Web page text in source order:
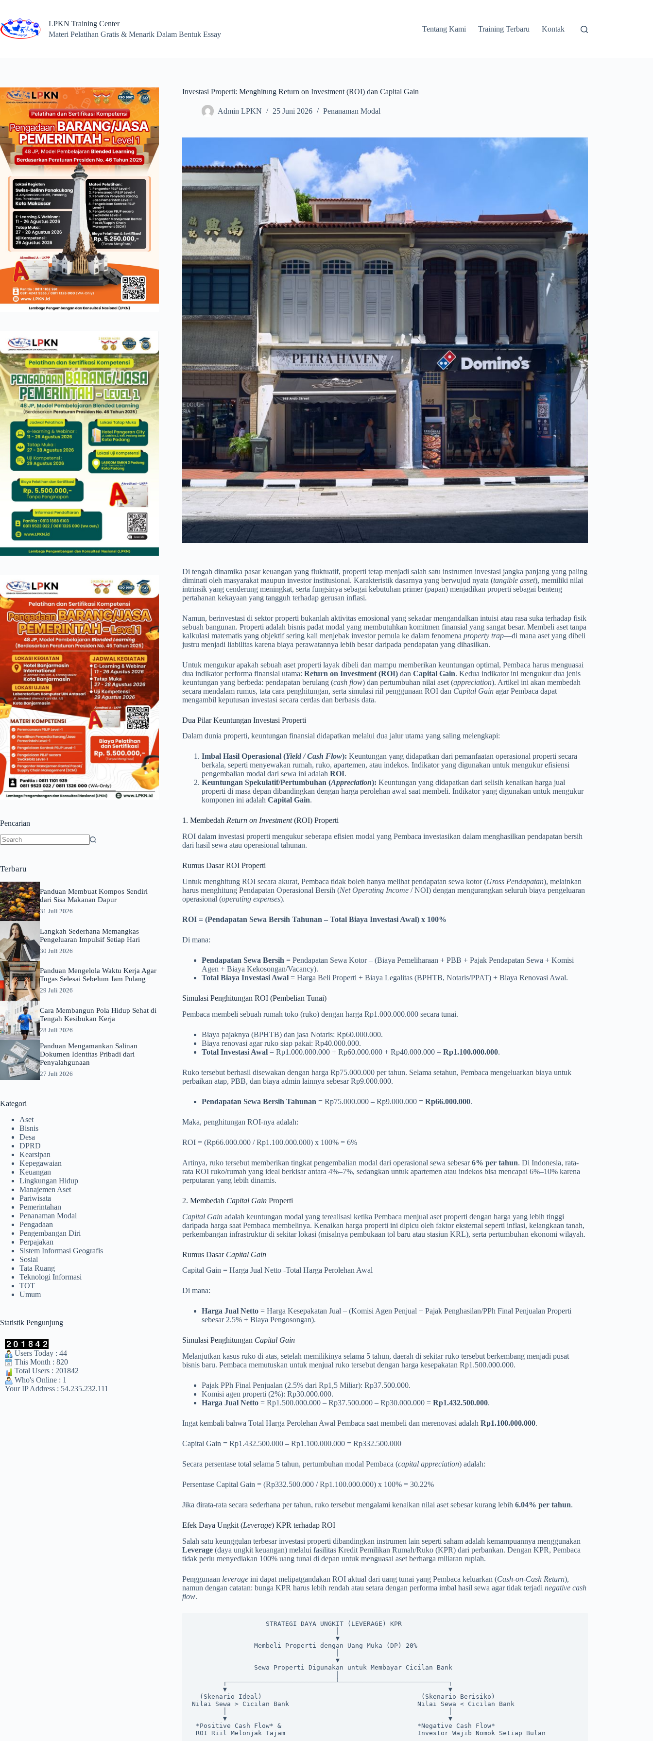
content
LPKN Training Center
Materi Pelatihan Gratis & Menarik Dalam Bentuk Essay
Tentang Kami Training Terbaru Kontak
Investasi Properti: Menghitung Return on Investment (ROI) dan Capital Gain
Admin LPKN 25 Juni 2026 Penanaman Modal
Di tengah dinamika pasar keuangan yang fluktuatif, properti tetap menjadi salah satu instrumen investasi jangka panjang yang paling
diminati oleh masyarakat maupun investor institusional. Karakteristik dasarnya yang berwujud nyata (tangible asset), memiliki nilai
intrinsik yang cenderung meningkat, serta fungsinya sebagai kebutuhan primer (papan) menjadikan properti sebagai benteng
pertahanan kekayaan yang tangguh terhadap gerusan inflasi.
Namun, berinvestasi di sektor properti bukanlah aktivitas emosional yang sekadar mengandalkan intuisi atau rasa suka terhadap fisik
sebuah bangunan. Properti adalah bisnis padat modal yang membutuhkan komitmen finansial yang sangat besar. Membeli aset tanpa
kalkulasi matematis yang objektif sering kali menjebak investor pemula ke dalam fenomena property trap—di mana aset yang dibeli
justru menjadi liabilitas karena biaya perawatannya lebih besar daripada pendapatan yang dihasilkan.
Untuk mengukur apakah sebuah aset properti layak dibeli dan mampu memberikan keuntungan optimal, Pembaca harus menguasai
dua indikator performa finansial utama: Return on Investment (ROI)dan Capital Gain. Kedua indikator ini mengukur dua jenis
keuntungan yang berbeda: pendapatan berulang (cash flow) dan pertumbuhan nilai aset (appreciation). Artikel ini akan membedah
secara mendalam rumus, tata cara penghitungan, serta simulasi riil penggunaan ROI dan Capital Gainagar Pembaca dapat
mengambil keputusan investasi secara cerdas dan berbasis data.
Dua Pilar Keuntungan Investasi Properti
Dalam dunia properti, keuntungan finansial didapatkan melalui dua jalur utama yang saling melengkapi:
Imbal Hasil Operasional (Yield / Cash Flow): Keuntungan yang didapatkan dari pemanfaatan operasional properti secara
berkala, seperti menyewakan rumah, ruko, apartemen, atau indekos. Indikator yang digunakan untuk mengukur efisiensi
pengembalian modal dari sewa ini adalah ROI.
Keuntungan Spekulatif/Pertumbuhan (Appreciation): Keuntungan yang didapatkan dari selisih kenaikan harga jual
properti di masa depan dibandingkan dengan harga perolehan awal saat membeli. Indikator yang digunakan untuk mengukur
komponen ini adalah Capital Gain.
1. Membedah Return on Investment(ROI) Properti
ROI dalam investasi properti mengukur seberapa efisien modal yang Pembaca investasikan dalam menghasilkan pendapatan bersih
dari hasil sewa atau operasional tahunan.
Rumus Dasar ROI Properti
Untuk menghitung ROI secara akurat, Pembaca tidak boleh hanya melihat pendapatan sewa kotor (Gross Pendapatan), melainkan
harus menghitung Pendapatan Operasional Bersih (Net Operating Income/ NOI) dengan mengurangkan seluruh biaya pengeluaran
operasional (operating expenses).
ROI = (Pendapatan Sewa Bersih Tahunan – Total Biaya Investasi Awal) x 100%
Di mana:
Pendapatan Sewa Bersih = Pendapatan Sewa Kotor – (Biaya Pemeliharaan + PBB + Pajak Pendapatan Sewa + Komisi
Agen + Biaya Kekosongan/Vacancy).
Total Biaya Investasi Awal= Harga Beli Properti + Biaya Legalitas (BPHTB, Notaris/PPAT) + Biaya Renovasi Awal.
Simulasi Penghitungan ROI (Pembelian Tunai)
Pembaca membeli sebuah rumah toko (ruko) dengan harga Rp1.000.000.000 secara tunai.
Biaya pajaknya (BPHTB) dan jasa Notaris: Rp60.000.000.
Biaya renovasi agar ruko siap pakai: Rp40.000.000.
Total Investasi Awal= Rp1.000.000.000 + Rp60.000.000 + Rp40.000.000 = Rp1.100.000.000.
Ruko tersebut berhasil disewakan dengan harga Rp75.000.000 per tahun. Selama setahun, Pembaca mengeluarkan biaya untuk
perbaikan atap, PBB, dan biaya admin lainnya sebesar Rp9.000.000.
Pendapatan Sewa Bersih Tahunan = Rp75.000.000 – Rp9.000.000 = Rp66.000.000.
Maka, penghitungan ROI-nya adalah:
ROI = (Rp66.000.000 / Rp1.100.000.000) x 100% = 6%
Artinya, ruko tersebut memberikan tingkat pengembalian modal dari operasional sewa sebesar6% per tahun. Di Indonesia, rata-
rata ROI ruko/rumah yang ideal berkisar antara 4%–7%, sedangkan untuk apartemen atau indekos bisa mencapai 6%–10% karena
perputaran yang lebih dinamis.
2. Membedah Capital GainProperti
Capital Gainadalah keuntungan modal yang terealisasi ketika Pembaca menjual aset properti dengan harga yang lebih tinggi
daripada harga saat Pembaca membelinya. Kenaikan harga properti ini dipicu oleh faktor eksternal seperti inflasi, kelangkaan tanah,
perkembangan infrastruktur di sekitar lokasi (misalnya pembukaan tol baru atau stasiun KRL), serta pertumbuhan ekonomi wilayah.
Rumus Dasar Capital Gain
Capital Gain = Harga Jual Netto -Total Harga Perolehan Awal
Di mana:
Harga Jual Netto= Harga Kesepakatan Jual – (Komisi Agen Penjual + Pajak Penghasilan/PPh Final Penjualan Properti
sebesar 2.5% + Biaya Pengosongan).
Simulasi Penghitungan Capital Gain
Melanjutkan kasus ruko di atas, setelah memilikinya selama 5 tahun, daerah di sekitar ruko tersebut berkembang menjadi pusat
bisnis baru. Pembaca memutuskan untuk menjual ruko tersebut dengan harga kesepakatan Rp1.500.000.000.
Pajak PPh Final Penjualan (2.5% dari Rp1,5 Miliar): Rp37.500.000.
Komisi agen properti (2%): Rp30.000.000.
Harga Jual Netto= Rp1.500.000.000 – Rp37.500.000 – Rp30.000.000 = Rp1.432.500.000.
Ingat kembali bahwa Total Harga Perolehan Awal Pembaca saat membeli dan merenovasi adalah Rp1.100.000.000.
Capital Gain = Rp1.432.500.000 – Rp1.100.000.000 = Rp332.500.000
Secara persentase total selama 5 tahun, pertumbuhan modal Pembaca (capital appreciation) adalah:
Persentase Capital Gain = (Rp332.500.000 / Rp1.100.000.000) x 100% = 30.22%
Jika dirata-rata secara sederhana per tahun, ruko tersebut mengalami kenaikan nilai aset sebesar kurang lebih 6.04% per tahun.
Efek Daya Ungkit (Leverage) KPR terhadap ROI
Salah satu keunggulan terbesar investasi properti dibandingkan instrumen lain seperti saham adalah kemampuannya menggunakan
Leverage(daya ungkit keuangan) melalui fasilitas Kredit Pemilikan Rumah/Ruko (KPR) dari perbankan. Dengan KPR, Pembaca
tidak perlu menyediakan 100% uang tunai di depan untuk menguasai aset berharga miliaran rupiah.
Penggunaan leverageini dapat melipatgandakan ROI aktual dari uang tunai yang Pembaca keluarkan (Cash-on-Cash Return),
namun dengan catatan: bunga KPR harus lebih rendah atau setara dengan performa imbal hasil sewa agar tidak terjadi negative cash
flow.
Nilai Sewa > Cicilan Bank                                 Nilai Sewa < Cicilan Bank
Pencarian
Terbaru
Panduan Membuat Kompos Sendiri
dari Sisa Makanan Dapur
31 Juli 2026
Langkah Sederhana Memangkas
Pengeluaran Impulsif Setiap Hari
30 Juli 2026
Panduan Mengelola Waktu Kerja Agar
Tugas Selesai Sebelum Jam Pulang
29 Juli 2026
Cara Membangun Pola Hidup Sehat di
Tengah Kesibukan Kerja
28 Juli 2026
Panduan Mengamankan Salinan
Dokumen Identitas Pribadi dari
Penyalahgunaan
27 Juli 2026
Kategori
Aset
Bisnis
Desa
DPRD
Kearsipan
Kepegawaian
Keuangan
Lingkungan Hidup
Manajemen Aset
Pariwisata
Pemerintahan
Penanaman Modal
Pengadaan
Pengembangan Diri
Perpajakan
Sistem Informasi Geografis
Sosial
Tata Ruang
Teknologi Informasi
TOT
Umum
Statistik Pengunjung
Users Today : 44
This Month : 820
Total Users : 201842
Who's Online : 1
Your IP Address : 54.235.232.111